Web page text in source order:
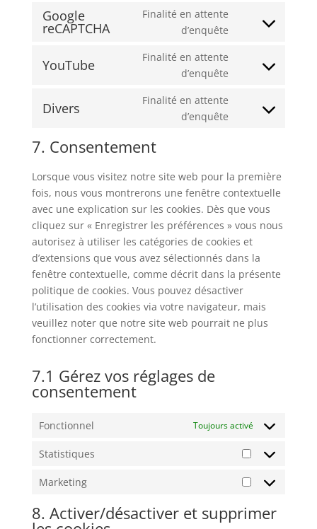
service
Google
reCAPTCHA
Finalité en attente
d’enquête
Consent
service
YouTube
Finalité en attente
d’enquête
Consent
service
Divers
Finalité en attente
d’enquête
Consent
7. Consentement
Lorsque vous visitez notre site web pour la première
fois, nous vous montrerons une fenêtre contextuelle
avec une explication sur les cookies. Dès que vous
cliquez sur « Enregistrer les préférences » vous nous
autorisez à utiliser les catégories de cookies et
d’extensions que vous avez sélectionnés dans la
fenêtre contextuelle, comme décrit dans la présente
politique de cookies. Vous pouvez désactiver
l’utilisation des cookies via votre navigateur, mais
veuillez noter que notre site web pourrait ne plus
fonctionner correctement.
7.1 Gérez vos réglages de
consentement
Fonctionnel Toujours activé
Statistiques
Statistiques
Marketing
Marketing
8. Activer/désactiver et supprimer